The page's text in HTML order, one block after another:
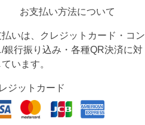
お支払い方法について
払いは、クレジットカード・コン
/銀行振り込み・各種QR決済に対
います。
ジットカード